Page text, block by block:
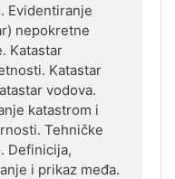
Evidentiranje
nepokretne
Katastar
Katastar
vodova.
katastrom i
Tehničke
Definicija,
i prikaz međa.